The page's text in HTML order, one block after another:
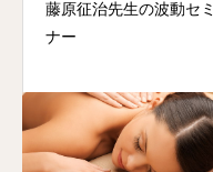
藤原征治先生の波動セミ
ナー